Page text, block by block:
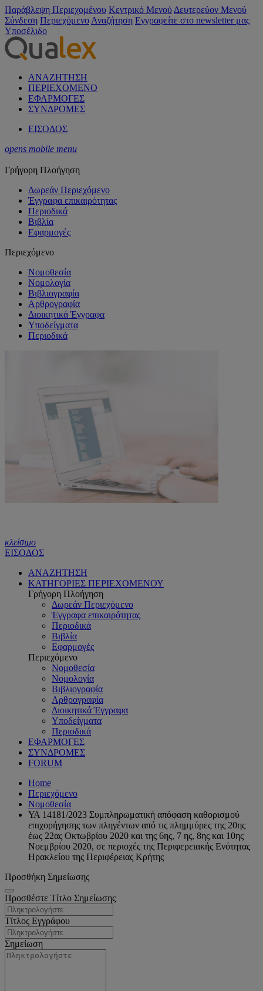
Παράβλεψη Περιεχομένου Κεντρικό Μενού Δευτερεύον Μενού
Σύνδεση Περιεχόμενο Αναζήτηση Εγγραφείτε στο newsletter μας
Υποσέλιδο
ΑΝΑΖΗΤΗΣΗ
ΠΕΡΙΕΧΟΜΕΝΟ
ΕΦΑΡΜΟΓΕΣ
ΣΥΝΔΡΟΜΕΣ
ΕΙΣΟΔΟΣ
opens mobile menu
Γρήγορη Πλοήγηση
Δωρεάν Περιεχόμενο
Έγγραφα επικαιρότητας
Περιοδικά
Βιβλία
Εφαρμογές
Περιεχόμενο
Νομοθεσία
Νομολογία
Βιβλιογραφία
Αρθρογραφία
Διοικητικά Έγγραφα
Υποδείγματα
Περιοδικά
κλείσιμο
ΕΙΣΟΔΟΣ
ΑΝΑΖΗΤΗΣΗ
ΚΑΤΗΓΟΡΙΕΣ ΠΕΡΙΕΧΟΜΕΝΟΥ
Γρήγορη Πλοήγηση
Δωρεάν Περιεχόμενο
Έγγραφα επικαιρότητας
Περιοδικά
Βιβλία
Εφαρμογές
Περιεχόμενο
Νομοθεσία
Νομολογία
Βιβλιογραφία
Αρθρογραφία
Διοικητικά Έγγραφα
Υποδείγματα
Περιοδικά
ΕΦΑΡΜΟΓΕΣ
ΣΥΝΔΡΟΜΕΣ
FORUM
Home
Περιεχόμενο
Νομοθεσία
ΥΑ 14181/2023 Συμπληρωματική απόφαση καθορισμού
επιχορήγησης των πληγέντων από τις πλημμύρες της 20ης
έως 22ας Οκτωβρίου 2020 και της 6ης, 7 ης, 8ης και 10ης
Νοεμβρίου 2020, σε περιοχές της Περιφερειακής Ενότητας
Ηρακλείου της Περιφέρειας Κρήτης
Προσθήκη Σημείωσης
Προσθέστε Τίτλο Σημείωσης
Τίτλος Εγγράφου
Σημείωση